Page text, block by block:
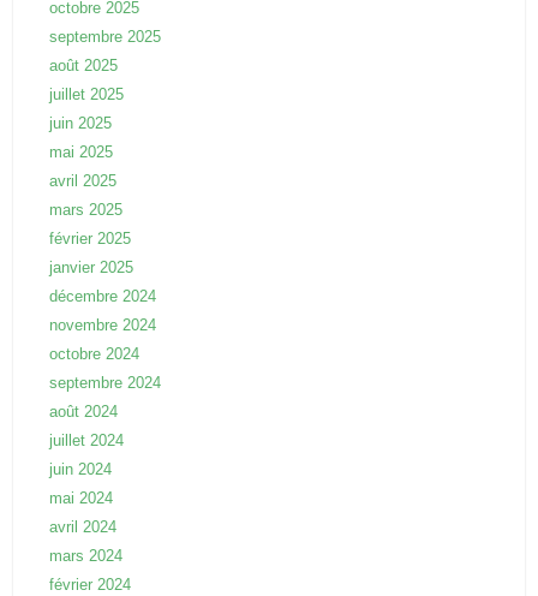
octobre 2025
septembre 2025
août 2025
juillet 2025
juin 2025
mai 2025
avril 2025
mars 2025
février 2025
janvier 2025
décembre 2024
novembre 2024
octobre 2024
septembre 2024
août 2024
juillet 2024
juin 2024
mai 2024
avril 2024
mars 2024
février 2024